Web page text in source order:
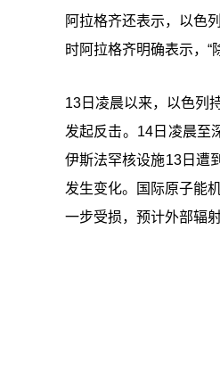
阿拉格齐还表示，以色
时阿拉格齐明确表示，“
13日凌晨以来，以色列
发起反击。14日凌晨至
伊斯法罕核设施13日遭
发生变化。国际原子能
一步受损，预计外部辐